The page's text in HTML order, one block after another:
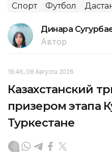
Спорт Футбол
Динара
Автор
16:46, 08 Августа 2026
Казахстанский
призером этапа
Туркестане